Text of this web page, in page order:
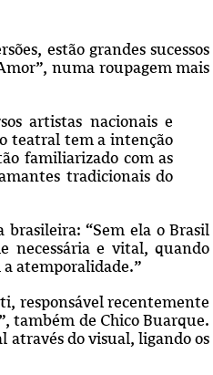
estão grandes sucessos
numa roupagem mais
artistas nacionais e
teatral tem a intenção
familiarizado com as
tradicionais do
“Sem ela o Brasil
necessária e vital, quando
atemporalidade.”
responsável recentemente
também de Chico Buarque.
através do visual, ligando os